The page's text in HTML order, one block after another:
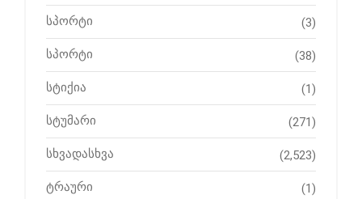
სპორტი (3)
სპორტი (38)
სტიქია (1)
სტუმარი (271)
სხვადასხვა (2,523)
ტრაური (1)